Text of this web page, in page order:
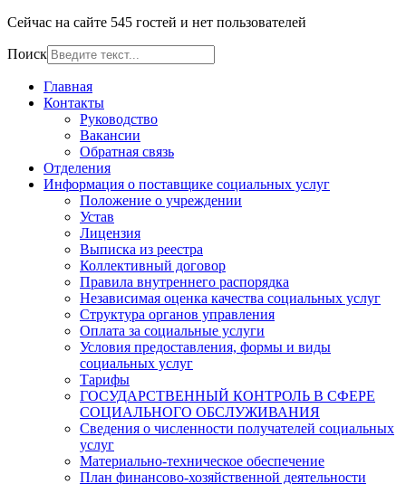
Сейчас на сайте 545 гостей и нет пользователей
Поиск
Главная
Контакты
Руководство
Вакансии
Обратная связь
Отделения
Информация о поставщике социальных услуг
Положение о учреждении
Устав
Лицензия
Выписка из реестра
Коллективный договор
Правила внутреннего распорядка
Независимая оценка качества социальных услуг
Структура органов управления
Оплата за социальные услуги
Условия предоставления, формы и виды
социальных услуг
Тарифы
ГОСУДАРСТВЕННЫЙ КОНТРОЛЬ В СФЕРЕ
СОЦИАЛЬНОГО ОБСЛУЖИВАНИЯ
Сведения о численности получателей социальных
услуг
Материально-техническое обеспечение
План финансово-хозяйственной деятельности